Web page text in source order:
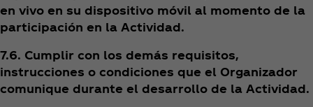
en vivo en su dispositivo móvil al momento de la
participación en la Actividad.
7.6. Cumplir con los demás requisitos,
instrucciones o condiciones que el Organizador
comunique durante el desarrollo de la Actividad.